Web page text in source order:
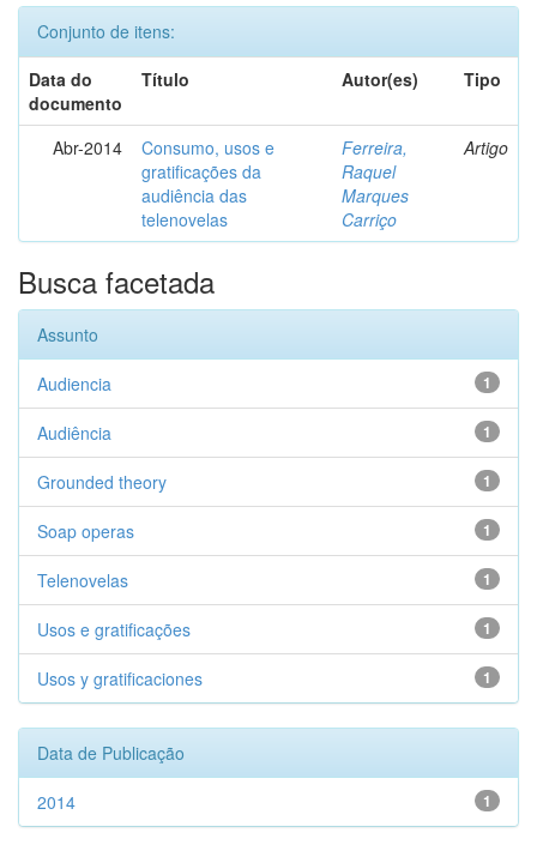
Conjunto de itens:
Data do
documento
Título Autor(es) Tipo
Abr-2014
Consumo, usos e
gratificações da
audiência das
telenovelas
Ferreira,
Raquel
Marques
Carriço
Artigo
Busca facetada
Assunto
1
Audiencia
1
Audiência
1
Grounded theory
1
Soap operas
1
Telenovelas
1
Usos e gratificações
1
Usos y gratificaciones
Data de Publicação
1
2014